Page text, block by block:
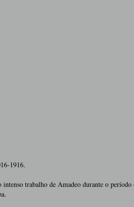
1916.
trabalho de Amadeo durante o período